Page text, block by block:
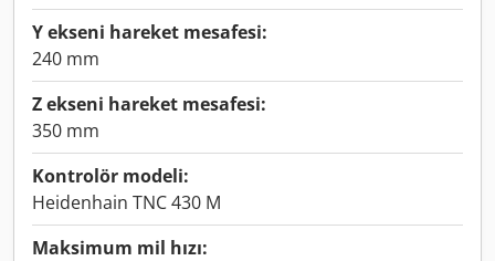
Y ekseni hareket mesafesi:
240 mm
Z ekseni hareket mesafesi:
350 mm
Kontrolör modeli:
Heidenhain TNC 430 M
Maksimum mil hızı: